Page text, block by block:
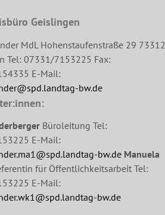
Geislingen
MdL Hohenstaufenstraße 29 73312
Tel: 07331/7153225 Fax:
E-Mail:
bw.de
Büroleitung Tel:
E-Mail:
bw.de Manuela
für Öffentlichkeitsarbeit Tel:
E-Mail:
bw.de